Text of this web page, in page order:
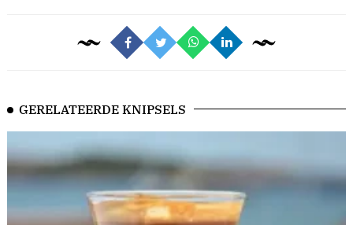
GERELATEERDE KNIPSELS